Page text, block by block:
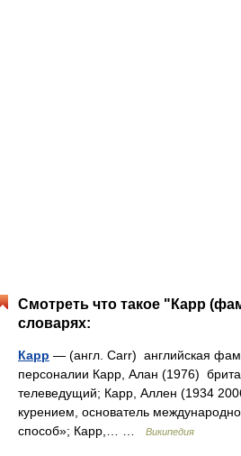
Смотреть что такое "Карр
словарях:
Карр — (англ. Carr) английская
персоналии Карр, Алан (1976)
телеведущий; Карр, Аллен (1934
курением, основатель
способ»; Карр,… …
Википедия